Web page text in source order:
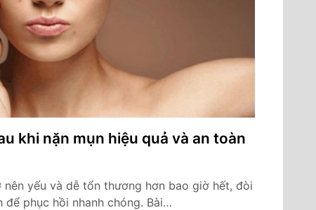
khi nặn mụn hiệu quả và an toàn
nên yếu và dễ tổn thương hơn bao giờ hết, đòi
để phục hồi nhanh chóng. Bài…